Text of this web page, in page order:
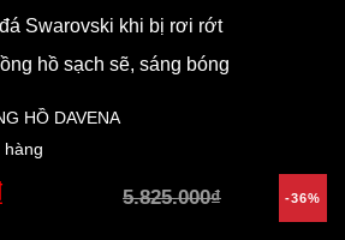
Swarovski khi bị rơi rớt
hồ sạch sẽ, sáng bóng
HỒ DAVENA
hàng
5.825.000₫ -36%